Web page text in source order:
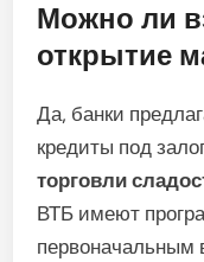
Можно ли
открытие
Да, банки
кредиты под
торговли
ВТБ имеют
первоначальным